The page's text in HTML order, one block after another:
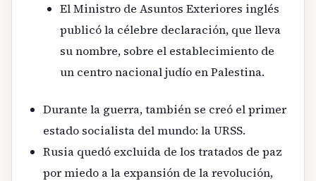
El Ministro de Asuntos Exteriores inglés
publicó la célebre declaración, que lleva
su nombre, sobre el establecimiento de
un centro nacional judío en Palestina.
Durante la guerra, también se creó el primer
estado socialista del mundo: la URSS.
Rusia quedó excluida de los tratados de paz
por miedo a la expansión de la revolución,